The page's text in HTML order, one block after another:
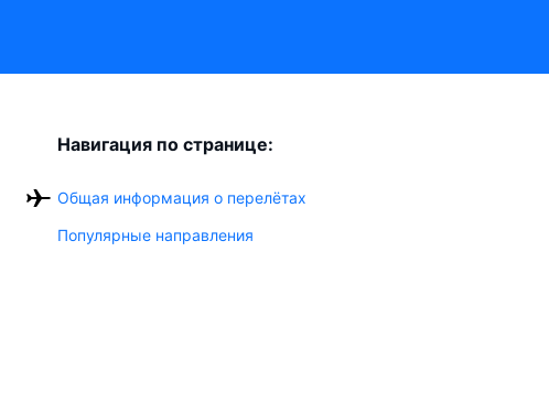
Навигация по странице:
Общая информация о перелётах
Популярные направления